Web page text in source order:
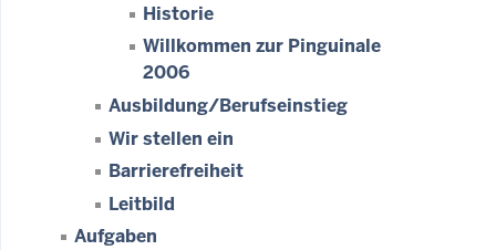
Historie
Willkommen zur Pinguinale
2006
Ausbildung/Berufseinstieg
Wir stellen ein
Barrierefreiheit
Leitbild
Aufgaben